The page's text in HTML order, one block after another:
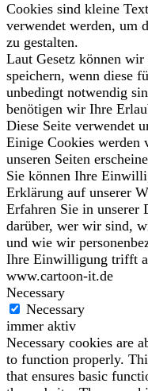
Cookies sind kleine
verwendet werden, um
zu gestalten.
Laut Gesetz können
speichern, wenn diese
unbedingt notwendig
benötigen wir Ihre
Diese Seite verwendet
Einige Cookies werden
unseren Seiten
Sie können Ihre
Erklärung auf unserer
Erfahren Sie in unserer
darüber, wer wir sind,
und wie wir
Ihre Einwilligung trifft
www.cartoon-it.de
Necessary
Necessary
immer aktiv
Necessary cookies are
to function properly.
that ensures basic